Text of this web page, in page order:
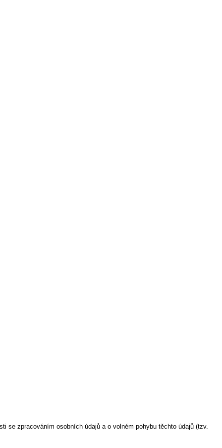
se zpracováním osobních údajů a o volném pohybu těchto údajů (tzv.